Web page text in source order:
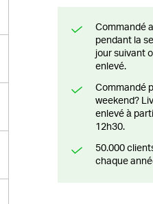
Commandé avant 13h
pendant la
jour suivant
enlevé.
Commandé pendant le
weekend?
enlevé à
12h30.
50.000 clients satisfaits
chaque